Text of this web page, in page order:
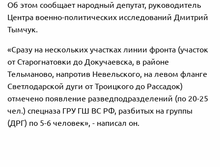
Об этом сообщает народный депутат, руководитель
Центра военно-политических исследований Дмитрий
Тымчук.
«Сразу на нескольких участках линии фронта (участок
от Старогнатовки до Докучаевска, в районе
Тельманово, напротив Невельского, на левом фланге
Светлодарской дуги от Троицкого до Рассадок)
отмечено появление разведподразделений (по 20-25
чел.) спецназа ГРУ ГШ ВС РФ, разбитых на группы
(ДРГ) по 5-6 человек», - написал он.